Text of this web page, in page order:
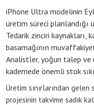
iPhone Ultra modelinin
üretim süreci planlandığı
Tedarik zinciri kaynakları,
basamağının
Analistler, yoğun talep ve
kademede önemli stok
Üretim sınırlarından gelen
projesinin takvime sadık